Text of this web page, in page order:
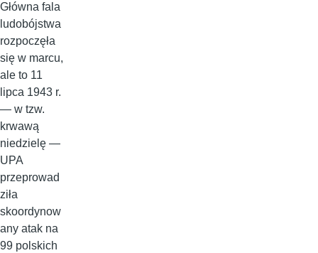
Główna fala
ludobójstwa
rozpoczęła
się w marcu,
ale to 11
lipca 1943 r.
— w tzw.
krwawą
niedzielę —
UPA
przeprowad
ziła
skoordynow
any atak na
99 polskich